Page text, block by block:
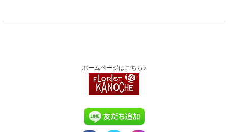
ホームページはこちら♪